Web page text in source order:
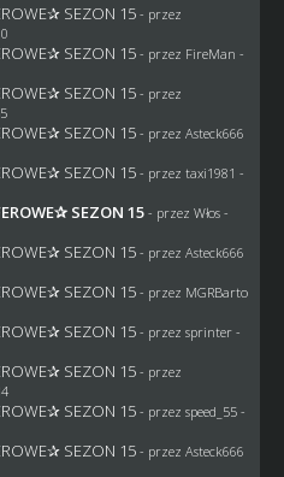
SEZON 15 - przez
SEZON 15 - przez FireMan -
SEZON 15 - przez
SEZON 15 - przez Asteck666
SEZON 15 - przez taxi1981 -
SEZON 15 - przez Włos-
SEZON 15 - przez Asteck666
SEZON 15 - przez MGRBarto
SEZON 15 - przez sprinter -
SEZON 15 - przez
SEZON 15 - przez speed_55 -
SEZON 15 - przez Asteck666